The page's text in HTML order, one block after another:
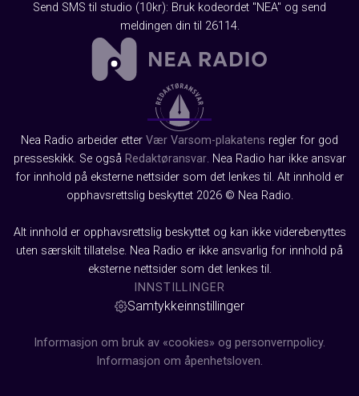
Send SMS til studio (10kr): Bruk kodeordet "NEA" og send
meldingen din til 26114.
Nea Radio arbeider etter Vær Varsom-plakatens regler for god
presseskikk. Se også Redaktøransvar. Nea Radio har ikke ansvar
for innhold på eksterne nettsider som det lenkes til. Alt innhold er
opphavsrettslig beskyttet 2026 © Nea Radio.
Alt innhold er opphavsrettslig beskyttet og kan ikke viderebenyttes
uten særskilt tillatelse. Nea Radio er ikke ansvarlig for innhold på
eksterne nettsider som det lenkes til.
INNSTILLINGER
Samtykkeinnstillinger
Informasjon om bruk av «cookies» og personvernpolicy.
Informasjon om åpenhetsloven.